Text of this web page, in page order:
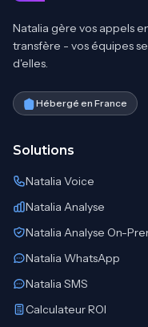
Natalia gère vos appels
transfère - vos équipes
d'elles.
Hébergé en France
Solutions
Natalia Voice
Natalia Analyse
Natalia Analyse On-
Natalia WhatsApp
Natalia SMS
Calculateur ROI